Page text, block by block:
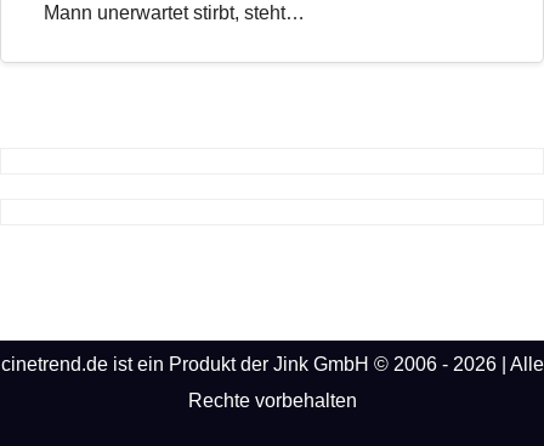
Mann unerwartet stirbt, steht…
cinetrend.de ist ein Produkt der Jink GmbH © 2006 - 2026 | Alle
Rechte vorbehalten